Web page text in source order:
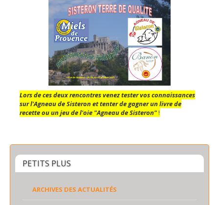
Lors de ces deux rencontres venez tester vos connaissances
sur l'Agneau de Sisteron et tenter de gagner un livre de
recette ou un jeu de l'oie "Agneau de Sisteron"!
PETITS PLUS
ARCHIVES DES ACTUALITÉS